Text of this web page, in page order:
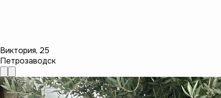
Виктория, 25
Петрозаводск